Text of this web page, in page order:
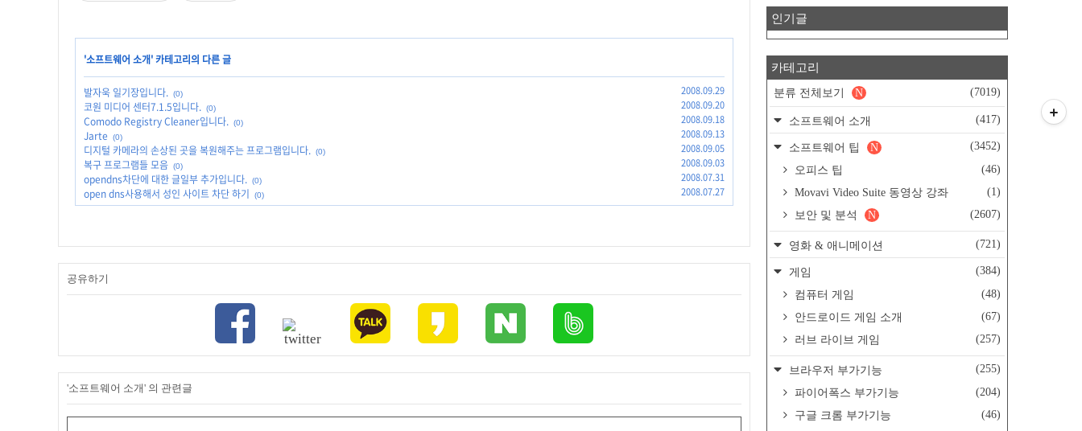
'소프트웨어 소개' 카테고리의 다른 글
발자욱 일기장입니다. (0) 2008.09.29
코원 미디어 센터7.1.5입니다. (0) 2008.09.20
Comodo Registry Cleaner입니다. (0) 2008.09.18
Jarte (0) 2008.09.13
디지털 카메라의 손상된 곳을 복원해주는 프로그램입니다. (0) 2008.09.05
복구 프로그램들 모음 (0) 2008.09.03
opendns차단에 대한 글일부 추가입니다. (0) 2008.07.31
open dns사용해서 성인 사이트 차단 하기 (0) 2008.07.27
공유하기
'소프트웨어 소개' 의 관련글
인기글
카테고리
분류 전체보기 (7019)
N
소프트웨어 소개 (417)
소프트웨어 팁 (3452)
N
오피스 팁
(46)
Movavi Video Suite 동영상 강좌
(1)
보안 및 분석
(2607)
N
영화 & 애니메이션 (721)
게임
(384)
컴퓨터 게임
(48)
안드로이드 게임 소개
(67)
러브 라이브 게임
(257)
브라우저 부가기능
(255)
파이어폭스 부가기능
(204)
구글 크롬 부가기능
(46)